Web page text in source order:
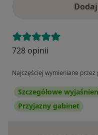
728 opinii
Najczęściej wymieniane przez
Szczegółowe
Przyjazny gabinet